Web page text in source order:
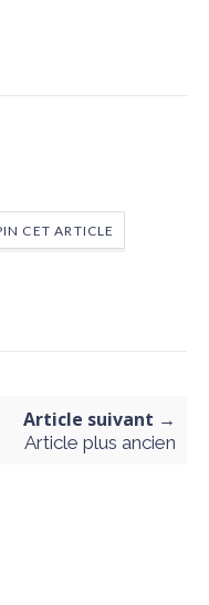
CET ARTICLE
Article suivant →
Article plus ancien